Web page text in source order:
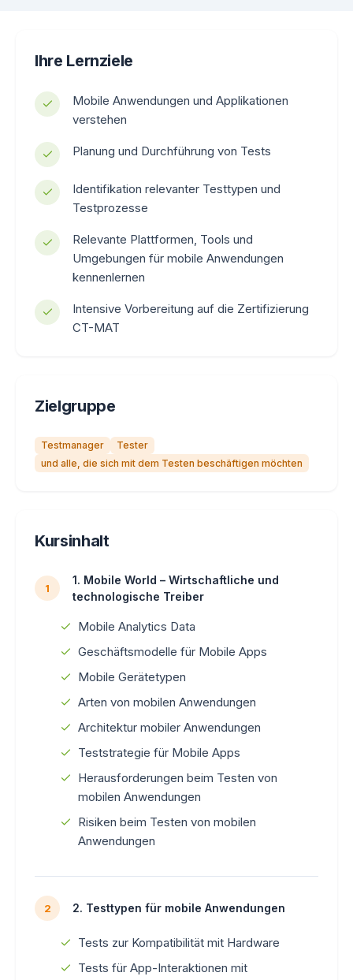
Ihre Lernziele
Mobile Anwendungen und Applikationen
verstehen
Planung und Durchführung von Tests
Identifikation relevanter Testtypen und
Testprozesse
Relevante Plattformen, Tools und
Umgebungen für mobile Anwendungen
kennenlernen
Intensive Vorbereitung auf die Zertifizierung
CT-MAT
Zielgruppe
Testmanager
Tester
und alle, die sich mit dem Testen beschäftigen möchten
Kursinhalt
1
1. Mobile World – Wirtschaftliche und
technologische Treiber
Mobile Analytics Data
Geschäftsmodelle für Mobile Apps
Mobile Gerätetypen
Arten von mobilen Anwendungen
Architektur mobiler Anwendungen
Teststrategie für Mobile Apps
Herausforderungen beim Testen von
mobilen Anwendungen
Risiken beim Testen von mobilen
Anwendungen
2 2. Testtypen für mobile Anwendungen
Tests zur Kompatibilität mit Hardware
Tests für App-Interaktionen mit